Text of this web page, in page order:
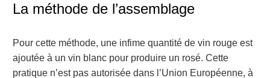
La méthode de l’assemblage
Pour cette méthode, une infime quantité de vin rouge est
ajoutée à un vin blanc pour produire un rosé. Cette
pratique n’est pas autorisée dans l’Union Européenne, à